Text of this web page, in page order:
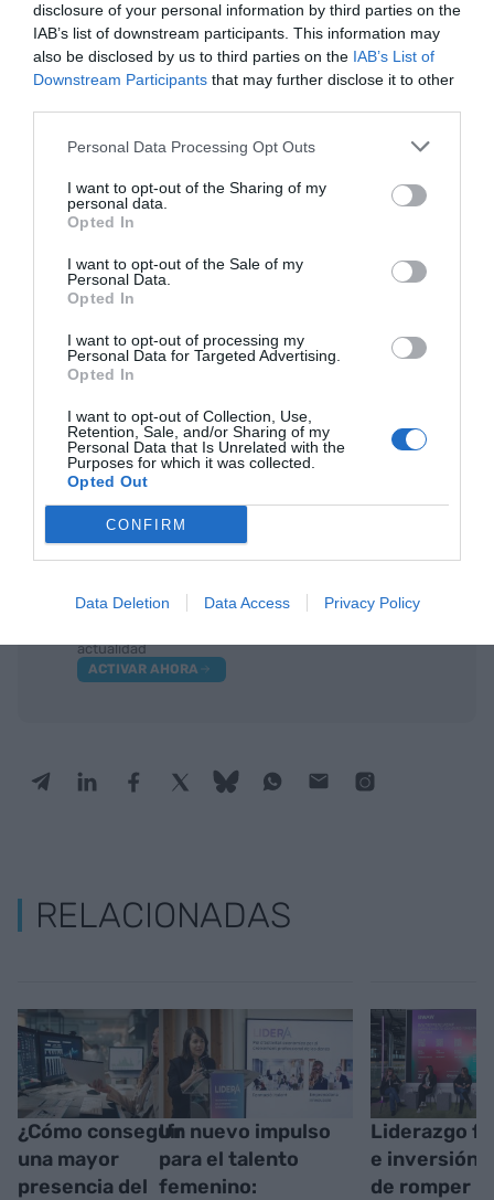
disclosure of your personal information by third parties on the
IAB’s list of downstream participants. This information may
also be disclosed by us to third parties on the IAB’s List of
Downstream Participants that may further disclose it to other
Personal Data Processing Opt Outs
I want to opt-out of the Sharing of my
personal data.
Opted In
I want to opt-out of the Sale of my
Personal Data.
Opted In
I want to opt-out of processing my
Personal Data for Targeted Advertising.
Opted In
I want to opt-out of Collection, Use,
Retention, Sale, and/or Sharing of my
Personal Data that Is Unrelated with the
Purposes for which it was collected.
Opted Out
CONFIRM
Data Deletion Data Access Privacy Policy
actividad institucional frenética, con 29 eventos y
presencia en dieciocho ferias internacionales,
además de la celebración de su décimo
aniversario en elFour Seasonsde Madrid. Según
la vicepresidenta,Ariadna Belver
, el secreto de
este éxito radica en la calidad del conocimiento
compartido: "Wires es hoy un punto de referencia
por la cantidad de profesionales de todos los
ámbitos que aportan valor en sostenibilidad,
fiscalidad o transformación de activos", ha
destacado.
categoríaPlatinumconChristie’s International
Real Estate Madrid , la asociación encara el 2026
con la fuerza de una comunidad más grande, más
diversa y más influyente.
VIA Empresa
como fuente preferida
de Google de forma gratuita
actualidad
ACTIVAR AHORA
RELACIONADAS
¿Cómo conseguir
una mayor
presencia del
Un nuevo impulso
para el talento
femenino:
Liderazgo
e inversión:
de romper